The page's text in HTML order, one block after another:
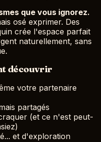
que vous ignorez.
osé exprimer. Des
crée l'espace parfait
naturellement, sans
découvrir
votre partenaire
partagés
(et ce n'est peut-
et d'exploration